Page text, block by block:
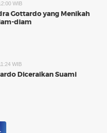
WIB
Gottardo yang Menikah
diam
WIB
Diceraikan Suami